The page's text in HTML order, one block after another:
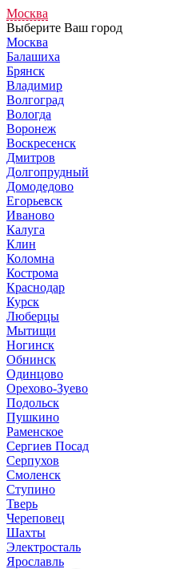
Москва
Выберите Ваш город
Москва
Балашиха
Брянск
Владимир
Волгоград
Вологда
Воронеж
Воскресенск
Дмитров
Долгопрудный
Домодедово
Егорьевск
Иваново
Калуга
Клин
Коломна
Кострома
Краснодар
Курск
Люберцы
Мытищи
Ногинск
Обнинск
Одинцово
Орехово-Зуево
Подольск
Пушкино
Раменское
Сергиев Посад
Серпухов
Смоленск
Ступино
Тверь
Череповец
Шахты
Электросталь
Ярославль